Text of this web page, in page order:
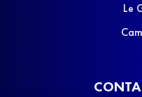
Le